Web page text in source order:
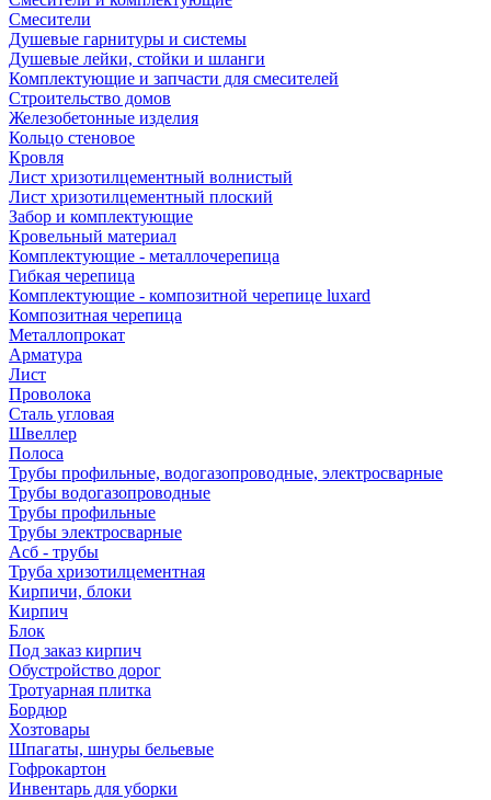
Смесители
Душевые гарнитуры и системы
Душевые лейки, стойки и шланги
Комплектующие и запчасти для смесителей
Строительство домов
Железобетонные изделия
Кольцо стеновое
Кровля
Лист хризотилцементный волнистый
Лист хризотилцементный плоский
Забор и комплектующие
Кровельный материал
Комплектующие - металлочерепица
Гибкая черепица
Комплектующие - композитной черепице luxard
Композитная черепица
Металлопрокат
Арматура
Лист
Проволока
Сталь угловая
Швеллер
Полоса
Трубы профильные, водогазопроводные, электросварные
Трубы водогазопроводные
Трубы профильные
Трубы электросварные
Асб - трубы
Труба хризотилцементная
Кирпичи, блоки
Кирпич
Блок
Под заказ кирпич
Обустройство дорог
Тротуарная плитка
Бордюр
Хозтовары
Шпагаты, шнуры бельевые
Гофрокартон
Инвентарь для уборки